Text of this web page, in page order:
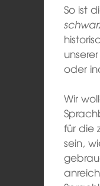
So ist
oder
Wir
für die
sein,